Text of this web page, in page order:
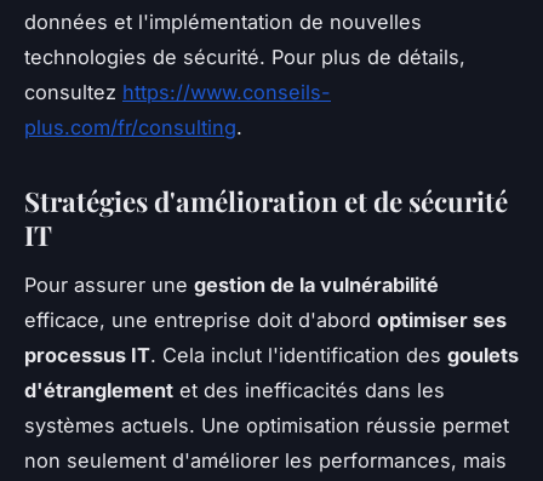
données et l'implémentation de nouvelles
technologies de sécurité. Pour plus de détails,
consultez https://www.conseils-
plus.com/fr/consulting.
Stratégies d'amélioration et de sécurité
IT
Pour assurer une gestion de la vulnérabilité
efficace, une entreprise doit d'abord optimiser ses
processus IT. Cela inclut l'identification des goulets
d'étranglement et des inefficacités dans les
systèmes actuels. Une optimisation réussie permet
non seulement d'améliorer les performances, mais